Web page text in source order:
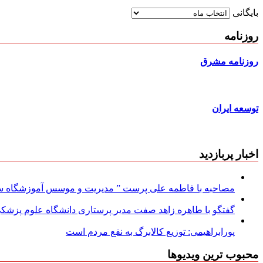
بایگانی
روزنامه
روزنامه مشرق
توسعه ایران
اخبار پربازدید
مصاحبه با فاطمه علی پرست ” مدیریت و موسس آموزشگاه
گفتگو با طاهره زاهد صفت مدیر پرستاری دانشگاه علوم
پورابراهیمی: توزیع کالابرگ به نفع مردم است
محبوب ترین ویدیوها